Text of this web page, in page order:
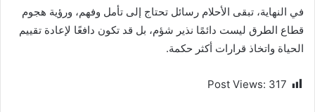
في النهاية، تبقى الأحلام رسائل تحتاج إلى تأمل وفهم، ورؤية هجوم
قطاع الطرق ليست دائمًا نذير شؤم، بل قد تكون دافعًا لإعادة تقييم
الحياة واتخاذ قرارات أكثر حكمة.
Post Views: 317